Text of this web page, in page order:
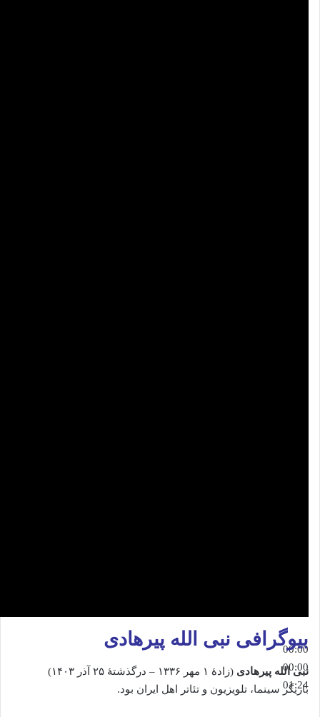
00:00
00:00
01:24
بیوگرافی نبی الله پیرهادی
نبی الله پیرهادی
(زادهٔ ۱ مهر ۱۳۳۶ – درگذشتهٔ ۲۵ آذر ۱۴۰۳)
بازیگر سینما، تلویزیون و تئاتر اهل ایران بود.